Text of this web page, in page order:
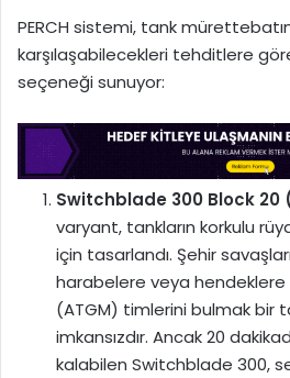
PERCH sistemi, tank
karşılaşabilecekleri tehditlere
seçeneği sunuyor:
Switchblade 300 Block 20
varyant, tankların korkulu
için tasarlandı. Şehir
harabelere veya
(ATGM) timlerini bulmak bir
imkansızdır. Ancak 20
kalabilen Switchblade 300,